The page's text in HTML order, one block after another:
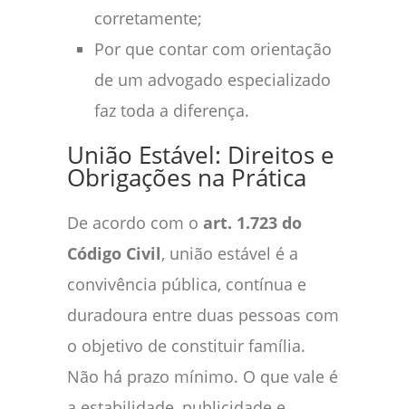
corretamente;
Por que contar com orientação
de um advogado especializado
faz toda a diferença.
União Estável: Direitos e
Obrigações na Prática
De acordo com o art. 1.723 do
Código Civil, união estável é a
convivência pública, contínua e
duradoura entre duas pessoas com
o objetivo de constituir família.
Não há prazo mínimo. O que vale é